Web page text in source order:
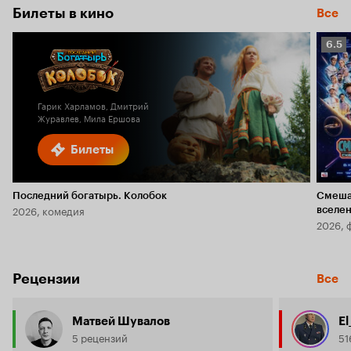
Билеты в кино Все
Билеты
Гарик Харламов, Дмитрий
Журавлев, Мила Ершова
Последний богатырь. Колобок
2026, комедия
6.5
6.5
2026,
Рецензии Все
Матвей Шувалов
5 рецензий